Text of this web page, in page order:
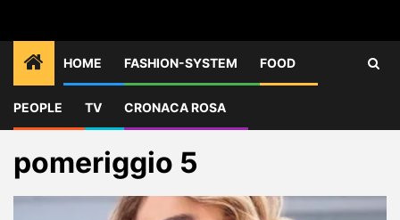
HOME FASHION-SYSTEM FOOD
PEOPLE TV CRONACA ROSA
Home Blog pomeriggio 5
pomeriggio 5